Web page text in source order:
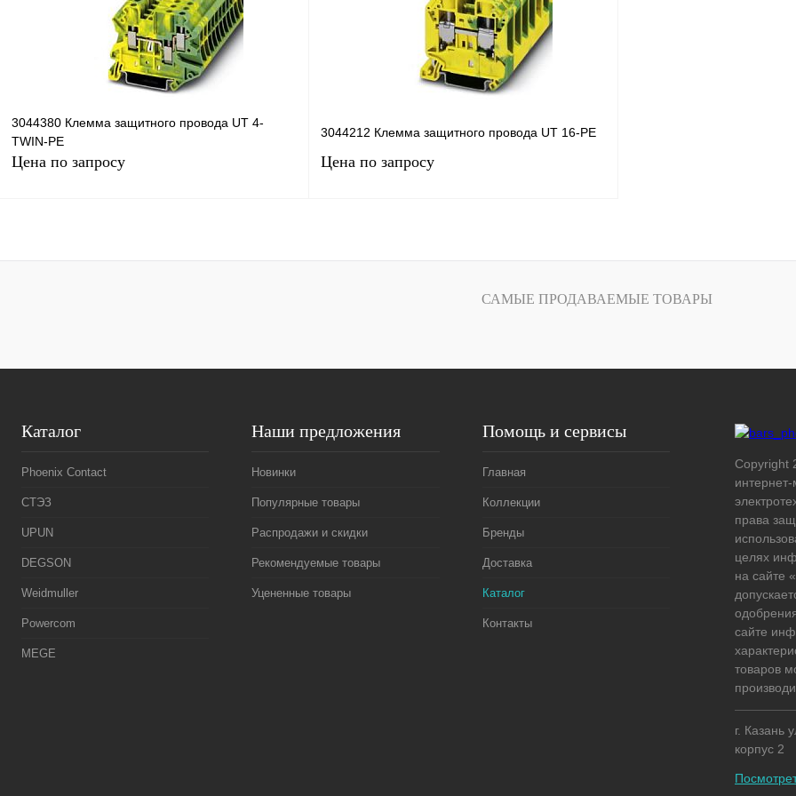
Под заказ Сравнение
Под заказ
3044380 Клемма защитного провода UT 4-
TWIN-PE
Цена по запросу
Запросить цену
3044212 Клемма защитного провода UT 16-PE
Цена по запросу
Запросить цену
Сравнение
САМЫЕ ПРОДАВАЕМЫЕ ТОВАРЫ
Каталог
Phoenix Contact
СТЭЗ
UPUN
DEGSON
Weidmuller
Powercom
MEGE
Наши предложения
Новинки
Популярные товары
Распродажи и скидки
Рекомендуемые товары
Уцененные товары
Помощь и сервисы
Главная
Коллекции
Бренды
Доставка
Каталог
Контакты
Copyright
интернет-
права
целях
на сайте
сайте
товаров
г. Казань
корпус 2